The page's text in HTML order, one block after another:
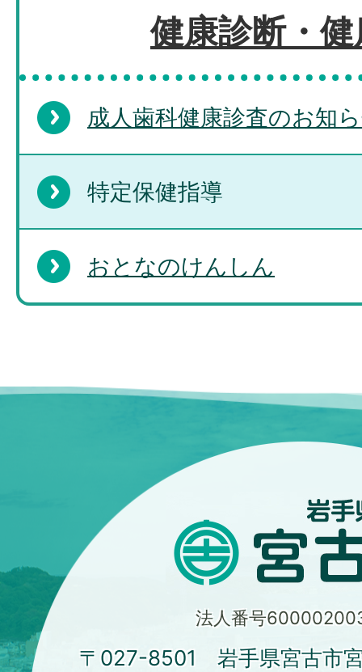
健康診断・
成人歯科健康診査のお知
特定保健指導
おとなのけんしん
法人番号
〒027-8501 岩手県宮古市